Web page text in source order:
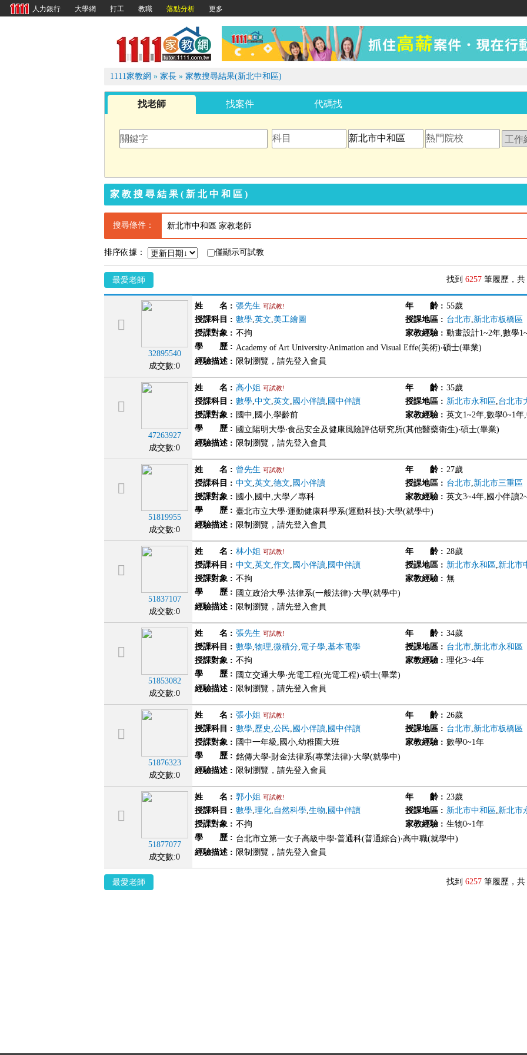
1111家教網
1111家教網 » 家長 » 家教搜尋結果(新北中和區)
找老師 找案件 代碼找
家教搜尋結果(新北中和區)
搜尋條件： 新北市中和區 家教老師
排序依據： 僅顯示可試教
最愛老師 找到 6257 筆履歷，共
32895540
成交數:0
姓 名 : 張先生 可試教! 年 齡: 55歲
授課科目 : 數學,英文,美工繪圖 授課地區: 台北市,新北市板橋區
授課對象 : 不拘 家教經驗: 動畫設計1~2年,數學
學 歷 : Academy of Art University‧Animation and Visual Effe(美術)‧碩士(畢業)
經驗描述 : 限制瀏覽，請先登入會員
47263927
成交數:0
姓 名 : 高小姐 可試教! 年 齡: 35歲
授課科目 : 數學,中文,英文, 國小伴讀, 國中伴讀 授課地區: 新北市永和區,台北市
授課對象 : 國中,國小,學齡前 家教經驗: 英文1~2年,數學0~1年
學 歷 : 國立陽明大學‧食品安全及健康風險評估研究所(其他醫藥衛生)‧碩士(畢業)
經驗描述 : 限制瀏覽，請先登入會員
51819955
成交數:0
姓 名 : 曾先生 可試教! 年 齡: 27歲
授課科目 : 中文,英文,德文, 國小伴讀 授課地區: 台北市,新北市三重區
授課對象 : 國小,國中,大學／專科 家教經驗: 英文3~4年,國小伴讀
學 歷 : 臺北市立大學‧運動健康科學系(運動科技)‧大學(就學中)
經驗描述 : 限制瀏覽，請先登入會員
51837107
成交數:0
姓 名 : 林小姐 可試教! 年 齡: 28歲
授課科目 : 中文,英文,作文, 國小伴讀, 國中伴讀 授課地區: 新北市永和區,新北市
授課對象 : 不拘 家教經驗: 無
學 歷 : 國立政治大學‧法律系(一般法律)‧大學(就學中)
經驗描述 : 限制瀏覽，請先登入會員
51853082
成交數:0
姓 名 : 張先生 可試教! 年 齡: 34歲
授課科目 : 數學,物理,微積分,電子學,基本電學 授課地區: 台北市,新北市永和區
授課對象 : 不拘 家教經驗: 理化3~4年
學 歷 : 國立交通大學‧光電工程(光電工程)‧碩士(畢業)
經驗描述 : 限制瀏覽，請先登入會員
51876323
成交數:0
姓 名 : 張小姐 可試教! 年 齡: 26歲
授課科目 : 數學,歷史 ,公民, 國小伴讀, 國中伴讀 授課地區: 台北市,新北市板橋區
授課對象 : 國中一年級,國小,幼稚園大班 家教經驗: 數學0~1年
學 歷 : 銘傳大學‧財金法律系(專業法律)‧大學(就學中)
經驗描述 : 限制瀏覽，請先登入會員
51877077
成交數:0
姓 名 : 郭小姐 可試教! 年 齡: 23歲
授課科目 : 數學,理化, 自然科學,生物, 國中伴讀 授課地區: 新北市中和區,新北市
授課對象 : 不拘 家教經驗: 生物0~1年
學 歷 : 台北市立第一女子高級中學‧普通科(普通綜合)‧高中職(就學中)
經驗描述 : 限制瀏覽，請先登入會員
最愛老師 找到 6257 筆履歷，共
人力銀行 大學網 打工 教職 落點分析 更多